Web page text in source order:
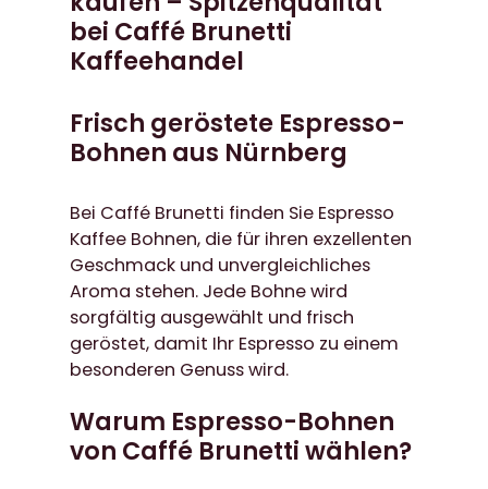
l
i
c
e
r
e
i
s
w
a
r
:
6
,
r
i
s
t
:
2
4
9
€
.
bei Caffé Brunetti
Kaffeehandel
Frisch geröstete Espresso-
Bohnen aus Nürnberg
Bei Caffé Brunetti finden Sie Espresso
Kaffee Bohnen, die für ihren exzellenten
Geschmack und unvergleichliches
Aroma stehen. Jede Bohne wird
sorgfältig ausgewählt und frisch
geröstet, damit Ihr Espresso zu einem
besonderen Genuss wird.
Warum Espresso-Bohnen
von Caffé Brunetti wählen?